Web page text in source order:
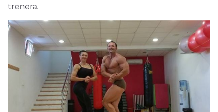
trenera.